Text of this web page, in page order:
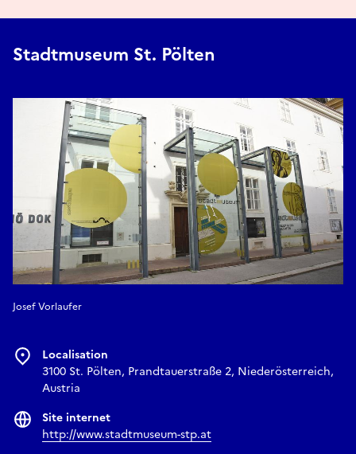
Stadtmuseum St. Pölten
Josef Vorlaufer
Localisation
3100 St. Pölten, Prandtauerstraße 2, Niederösterreich,
Austria
Site internet
http://www.stadtmuseum-stp.at